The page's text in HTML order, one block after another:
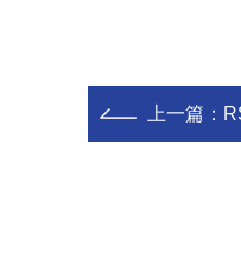
上一篇：